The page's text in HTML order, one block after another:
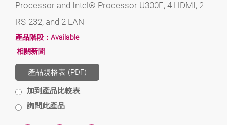
Processor and Intel® Processor U300E, 4 HDMI, 2
RS-232, and 2 LAN
產品階段： Available
相關新聞
產品規格表 (PDF)
加到產品比較表
詢問此產品